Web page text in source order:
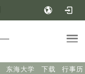
东海大学 下载 行事历